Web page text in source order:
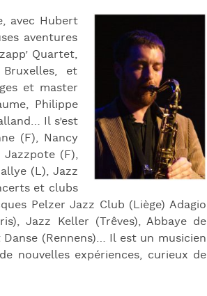
avec Hubert
aventures
Quartet,
et
et master
Philippe
Il s’est
(F), Nancy
(F),
(L), Jazz
et clubs
Pelzer Jazz Club (Liège) Adagio
Jazz Keller (Trêves), Abbaye de
(Rennens)… Il est un musicien
nouvelles expériences, curieux de